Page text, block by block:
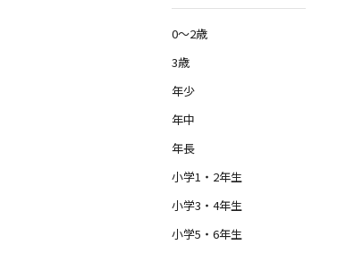
0～2歳
3歳
年少
年中
年長
小学1・2年生
小学3・4年生
小学5・6年生